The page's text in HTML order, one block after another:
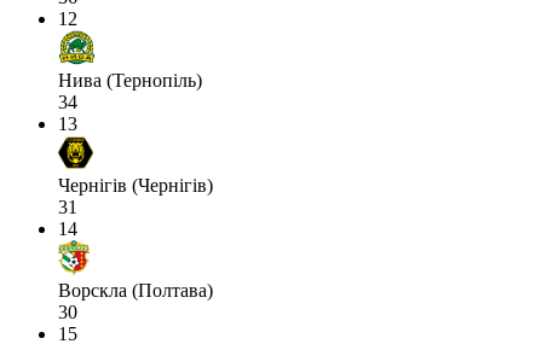
12
Нива (Тернопіль)
34
13
Чернігів (Чернігів)
31
14
Ворскла (Полтава)
30
15